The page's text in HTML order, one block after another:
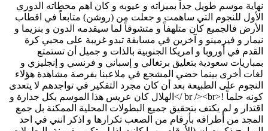
نهاية موسم طويل جداً بميزاته و عيوبه و كان اهم محطاته الدوري
الأول للنجوم التي ساهمت و جعلت من (روشن) متابعاً في اقطاب
الأرض فالجميع كان متلهفاً و متشوقاً لما سيقدمه الدون و بنزيما و
نيمار و فيرمينو و آخرين في مسابقة تبدو غريبة على محبي كرة
القدم في أوروبا و امريكا الجنوبية بالذات و جميل أن تستمتع
بمباريات سعودية بتعليق برتغالي و إسباني و فرنسي و إنجليزي و
لغات أخرى بينما حضي المشجع في ملاعبنا بفرصة مشاهدة هؤلاء
النجوم على الطبيعة بعد أن كان مجرد التفكير في تواجدهم لا يتعدى
كونه حلماً !<br /><br />الهلال كان عريس هذا الموسم بكل جدارة و
اقتدار و لم يكتف بتحقيق جميع البطولات المحلية الممكنة بل جمع
المجد من أطرافه بأرقام من الصعب تكرارها و اذكر انني في احد